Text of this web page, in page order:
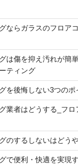
ならガラスのフロア
は傷を抑え汚れが簡
ティング
を後悔しない3つのポ
業者はどうする_フ
のするしないはどう
で便利・快適を実現